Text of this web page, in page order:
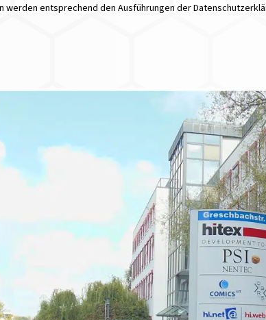
werden entsprechend den Ausführungen der